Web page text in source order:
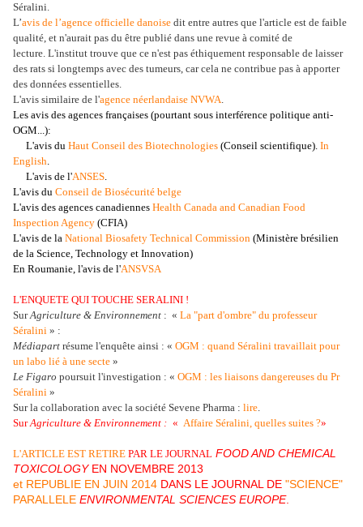
Séralini.
L’avis de l’agence officielle danoise dit entre autres que l'article est de faible
qualité, et n'aurait pas du être publié dans une revue à comité de
lecture. L'institut trouve que ce n'est pas éthiquement responsable de laisser
des rats si longtemps avec des tumeurs, car cela ne contribue pas à apporter
des données essentielles.
L'avis similaire de l'agence néerlandaise NVWA.
Les avis des agences françaises (pourtant sous interférence politique anti-
OGM...):
L'avis du Haut Conseil des Biotechnologies (Conseil scientifique). In
English.
L'avis de l'ANSES.
L'avis du Conseil de Biosécurité belge
L'avis des agences canadiennes Health Canada and Canadian Food
Inspection Agency (CFIA)
L'avis de la National Biosafety Technical Commission (Ministère brésilien
de la Science, Technology et Innovation)
En Roumanie, l'avis de l'ANSVSA
L'ENQUETE QUI TOUCHE SERALINI !
SurAgriculture & Environnement : « La "part d'ombre" du professeur
Séralini » :
Médiapart résume l'enquête ainsi : « OGM : quand Séralini travaillait pour
un labo lié à une secte »
Le Figaro poursuit l'investigation : « OGM : les liaisons dangereuses du Pr
Séralini »
Sur la collaboration avec la société Sevene Pharma : lire.
SurAgriculture & Environnement : « Affaire Séralini, quelles suites ?»
L'ARTICLE EST RETIRE PAR LE JOURNAL FOOD AND CHEMICAL
TOXICOLOGYEN NOVEMBRE 2013
et REPUBLIE EN JUIN 2014 DANS LE JOURNAL DE "SCIENCE"
PARALLELE ENVIRONMENTAL SCIENCES EUROPE.